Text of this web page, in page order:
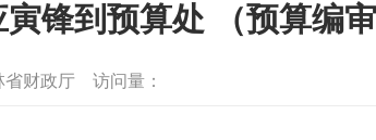
锋到预算处 （预算编
省财政厅 访问量：